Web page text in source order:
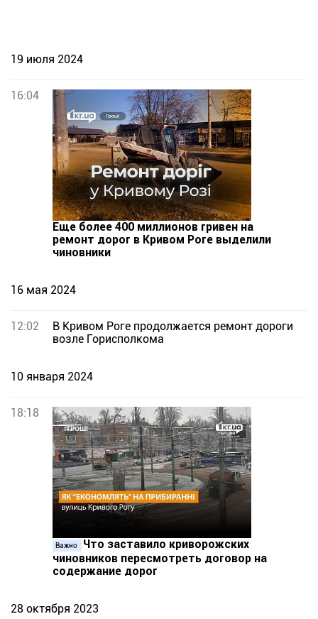
19 июля 2024
16:04
Еще более 400 миллионов гривен на
ремонт дорог в Кривом Роге выделили
чиновники
16 мая 2024
12:02
В Кривом Роге продолжается ремонт дороги
возле Горисполкома
10 января 2024
18:18
Важно
Что заставило криворожских
чиновников пересмотреть договор на
содержание дорог
28 октября 2023